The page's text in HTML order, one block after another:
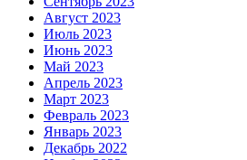
Август 2023
Июль 2023
Июнь 2023
Май 2023
Апрель 2023
Март 2023
Февраль 2023
Январь 2023
Декабрь 2022